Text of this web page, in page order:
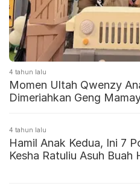
4 tahun lalu
Momen Ultah Qwenzy
Dimeriahkan Geng
4 tahun lalu
Hamil Anak Kedua, Ini 7
Kesha Ratuliu Asuh Buah